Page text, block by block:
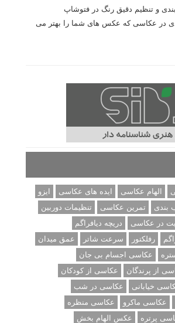
در عکاسی که عکس های شما را بهتر می
الهام عکاسی ایده های عکاسی
ایزو
بندی تمرین عکاسی
تنظیمات دوربین
در عکاسی
دریچه دیافراگم
رفلکتور سرعت شاتر
عمق میدان
عکاسی اجسام بی جان
از پرندگان
عکاسی از کودکان
خیابانی
عکاسی در شب
عکاسی ماکرو
عکاسی منظره
پرتره
عکس الهام بخش